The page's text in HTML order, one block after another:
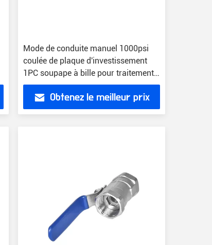
Mode de conduite manuel 1000psi
coulée de plaque d'investissement
1PC soupape à bille pour traitement
chimique
Obtenez le meilleur prix